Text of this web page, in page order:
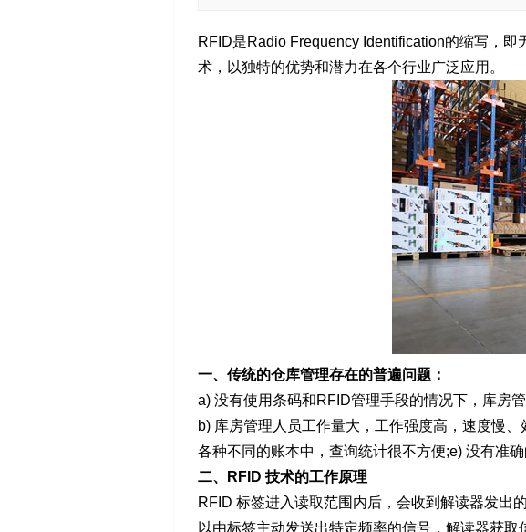
RFID是Radio Frequency Identification的缩写，
术，以独特的优势和潜力在各个行业广泛应用。
一、传统的仓库管理存在的普遍问题：
a) 没有使用条码和RFID管理手段的情况下，库房
b) 库房管理人员工作量大，工作强度高，速度慢
各种不同的账本中，查询统计很不方便;e) 没有准
二、RFID 技术的工作原理
RFID 标签进入读取范围内后，会收到解读器发出
以由标签主动发送出特定频率的信号，解读器获